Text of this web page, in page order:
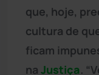
que, hoje,
cultura de
ficam
na Justiça.